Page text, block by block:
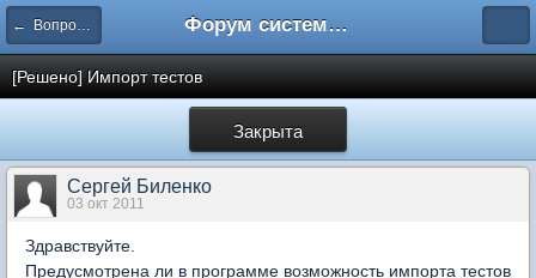
← Вопросы составления тестов Форум системы тестирования INDIGO
[Решено] Импорт тестов
Закрыта
Сергей Биленко
03 окт 2011
Здравствуйте.
Предусмотрена ли в программе возможность импорта тестов